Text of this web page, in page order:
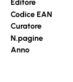
Editore
Codice EAN
Curatore
N.pagine
Anno